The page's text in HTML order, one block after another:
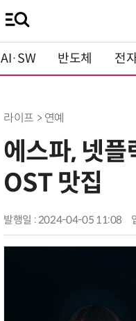
AI·SW 반도체 전
라이프 > 연예
에스파, 넷
OST 맛집
발행일 : 2024-04-05 11:08